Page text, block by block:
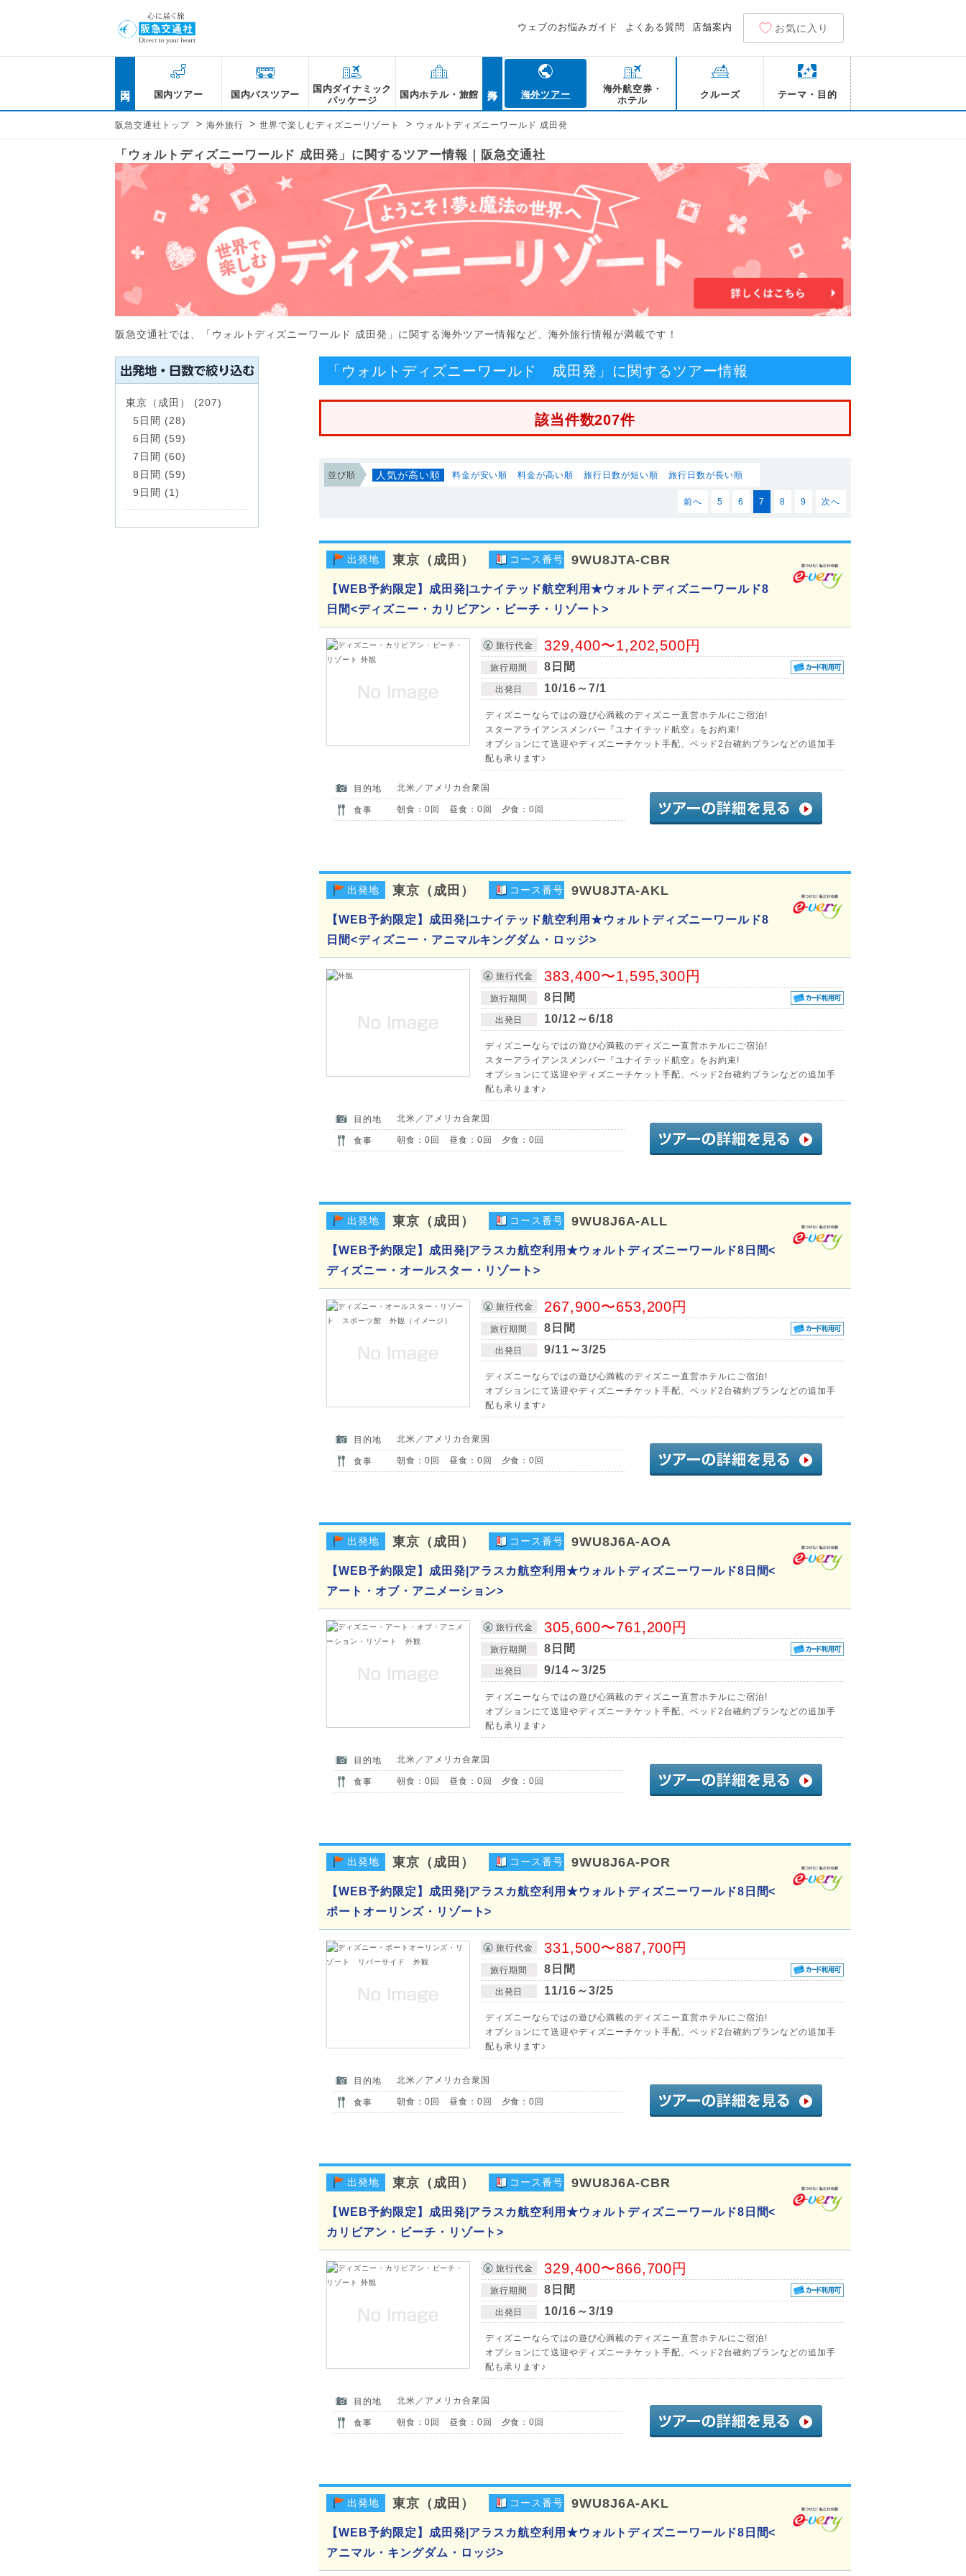
ウェブのお悩みガイド よくある質問 店舗案内 お気に入り
国内ツアー 国内バスツアー
国内ダイナミック
パッケージ
国内ホテル・旅館 海外ツアー
海外航空券・
ホテル
クルーズ テーマ・目的
阪急交通社トップ > 海外旅行 > 世界で楽しむディズニーリゾート > ウォルトディズニーワールド 成田発
「ウォルトディズニーワールド 成田発」に関するツアー情報｜阪急交通社
阪急交通社では、「ウォルトディズニーワールド 成田発」に関する海外ツアー情報など、海外旅行情報が満載です！
「ウォルトディズニーワールド 成田発」に関するツアー情報
該当件数207件
並び順 人気が高い順 料金が安い順 料金が高い順 旅行日数が短い順 旅行日数が長い順
前へ 5 6 7 8 9 次へ
出発地 東京（成田） コース番号 9WU8JTA-CBR
【WEB予約限定】成田発|ユナイテッド航空利用★ウォルトディズニーワールド8
日間<ディズニー・カリビアン・ビーチ・リゾート>
旅行代金 329,400〜1,202,500円
旅行期間 8日間
出発日 10/16～7/1
ディズニーならではの遊び心満載のディズニー直営ホテルにご宿泊!
スターアライアンスメンバー『ユナイテッド航空』をお約束!
オプションにて送迎やディズニーチケット手配、ベッド2台確約プランなどの追加手
配も承ります♪
目的地 北米／アメリカ合衆国
食事 朝食：0回 昼食：0回 夕食：0回
出発地 東京（成田） コース番号 9WU8JTA-AKL
【WEB予約限定】成田発|ユナイテッド航空利用★ウォルトディズニーワールド8
日間<ディズニー・アニマルキングダム・ロッジ>
旅行代金 383,400〜1,595,300円
旅行期間 8日間
出発日 10/12～6/18
ディズニーならではの遊び心満載のディズニー直営ホテルにご宿泊!
スターアライアンスメンバー『ユナイテッド航空』をお約束!
オプションにて送迎やディズニーチケット手配、ベッド2台確約プランなどの追加手
配も承ります♪
目的地 北米／アメリカ合衆国
食事 朝食：0回 昼食：0回 夕食：0回
出発地 東京（成田） コース番号 9WU8J6A-ALL
【WEB予約限定】成田発|アラスカ航空利用★ウォルトディズニーワールド8日間<
ディズニー・オールスター・リゾート>
旅行代金 267,900〜653,200円
旅行期間 8日間
出発日 9/11～3/25
ディズニーならではの遊び心満載のディズニー直営ホテルにご宿泊!
オプションにて送迎やディズニーチケット手配、ベッド2台確約プランなどの追加手
配も承ります♪
目的地 北米／アメリカ合衆国
食事 朝食：0回 昼食：0回 夕食：0回
出発地 東京（成田） コース番号 9WU8J6A-AOA
【WEB予約限定】成田発|アラスカ航空利用★ウォルトディズニーワールド8日間<
アート・オブ・アニメーション>
旅行代金 305,600〜761,200円
旅行期間 8日間
出発日 9/14～3/25
ディズニーならではの遊び心満載のディズニー直営ホテルにご宿泊!
オプションにて送迎やディズニーチケット手配、ベッド2台確約プランなどの追加手
配も承ります♪
目的地 北米／アメリカ合衆国
食事 朝食：0回 昼食：0回 夕食：0回
出発地 東京（成田） コース番号 9WU8J6A-POR
【WEB予約限定】成田発|アラスカ航空利用★ウォルトディズニーワールド8日間<
ポートオーリンズ・リゾート>
旅行代金 331,500〜887,700円
旅行期間 8日間
出発日 11/16～3/25
ディズニーならではの遊び心満載のディズニー直営ホテルにご宿泊!
オプションにて送迎やディズニーチケット手配、ベッド2台確約プランなどの追加手
配も承ります♪
目的地 北米／アメリカ合衆国
食事 朝食：0回 昼食：0回 夕食：0回
出発地 東京（成田） コース番号 9WU8J6A-CBR
【WEB予約限定】成田発|アラスカ航空利用★ウォルトディズニーワールド8日間<
カリビアン・ビーチ・リゾート>
旅行代金 329,400〜866,700円
旅行期間 8日間
出発日 10/16～3/19
ディズニーならではの遊び心満載のディズニー直営ホテルにご宿泊!
オプションにて送迎やディズニーチケット手配、ベッド2台確約プランなどの追加手
配も承ります♪
目的地 北米／アメリカ合衆国
食事 朝食：0回 昼食：0回 夕食：0回
出発地 東京（成田） コース番号 9WU8J6A-AKL
【WEB予約限定】成田発|アラスカ航空利用★ウォルトディズニーワールド8日間<
アニマル・キングダム・ロッジ>
東京（成田） (207)
5日間 (28)
6日間 (59)
7日間 (60)
8日間 (59)
9日間 (1)